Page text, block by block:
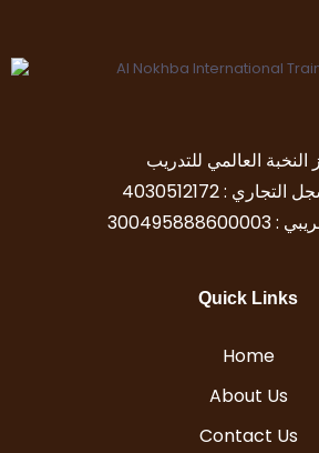
العالمي للتدريب
: 4030512172
Quick Links
Home
About Us
Contact Us